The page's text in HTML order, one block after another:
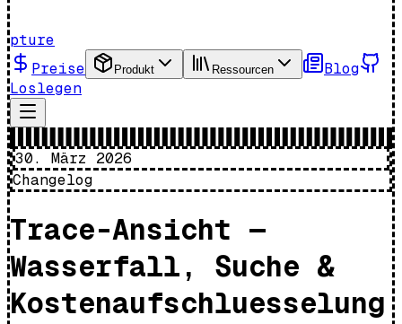
pture
Preise
Produkt Ressourcen
Blog
Loslegen
30. März 2026
Changelog
Trace-Ansicht —
Wasserfall, Suche &
Kostenaufschluesselung